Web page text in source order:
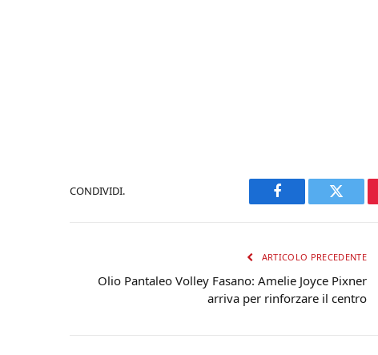
CONDIVIDI.
Facebook Twitter
ARTICOLO PRECEDENTE
Olio Pantaleo Volley Fasano: Amelie Joyce Pixner
arriva per rinforzare il centro